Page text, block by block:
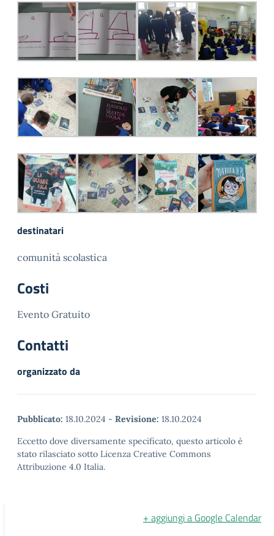
destinatari
comunità scolastica
Costi
Evento Gratuito
Contatti
organizzato da
Pubblicato: 18.10.2024 - Revisione: 18.10.2024
Eccetto dove diversamente specificato, questo articolo è
stato rilasciato sotto Licenza Creative Commons
Attribuzione 4.0 Italia.
+ aggiungi a Google Calendar